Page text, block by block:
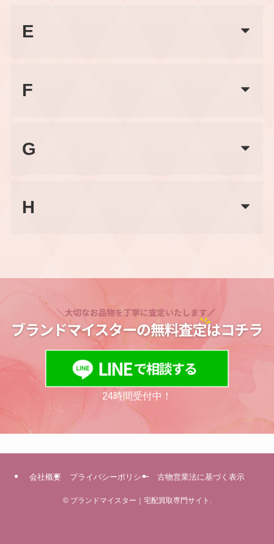
E
F
G
H
24時間受付中！
会社概要 プライバシーポリシー 古物営業法に基づく表示
©ブランドマイスター｜宅配買取専門サイト.